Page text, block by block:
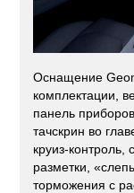
Оснащение
комплектации,
панель
тачскрин во
круиз-
разметки,
торможения с